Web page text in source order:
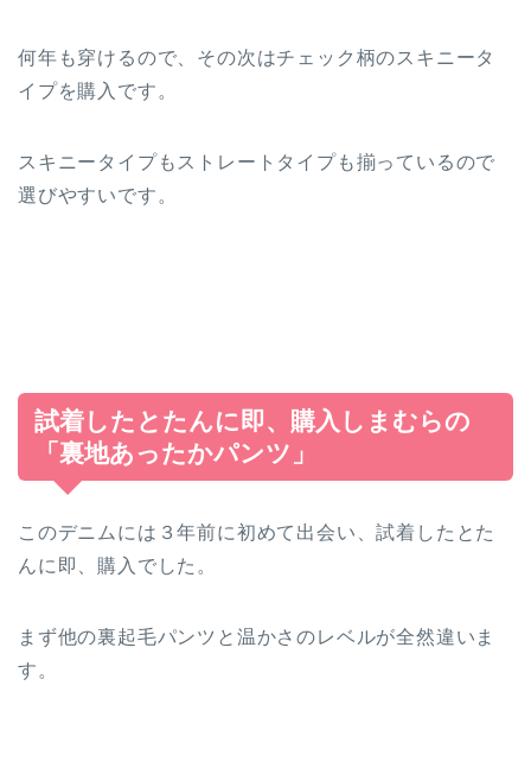
何年も穿けるので、その次はチェック柄のスキニータ
イプを購入です。
スキニータイプもストレートタイプも揃っているので
選びやすいです。
試着したとたんに即、購入しまむらの
「裏地あったかパンツ」
このデニムには３年前に初めて出会い、試着したとた
んに即、購入でした。
まず他の裏起毛パンツと温かさのレベルが全然違いま
す。